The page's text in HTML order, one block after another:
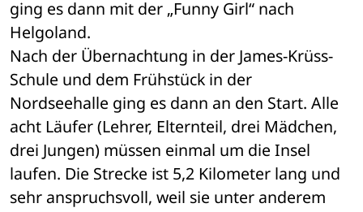
ging es dann mit der „Funny Girl“ nach
Helgoland.
Nach der Übernachtung in der James-Krüss-
Schule und dem Frühstück in der
Nordseehalle ging es dann an den Start. Alle
acht Läufer (Lehrer, Elternteil, drei Mädchen,
drei Jungen) müssen einmal um die Insel
laufen. Die Strecke ist 5,2 Kilometer lang und
sehr anspruchsvoll, weil sie unter anderem